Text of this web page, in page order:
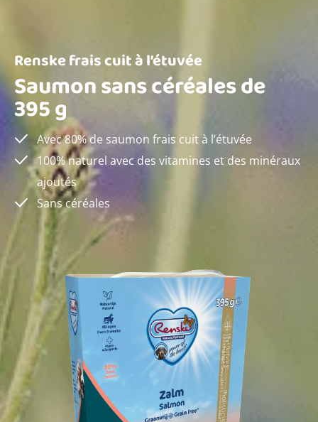
Renske frais cuit à l’étuvée
Saumon sans céréales de
395 g
Avec 80% de saumon frais cuit à l’étuvée
100% naturel avec des vitamines et des minéraux
ajoutés
Sans céréales